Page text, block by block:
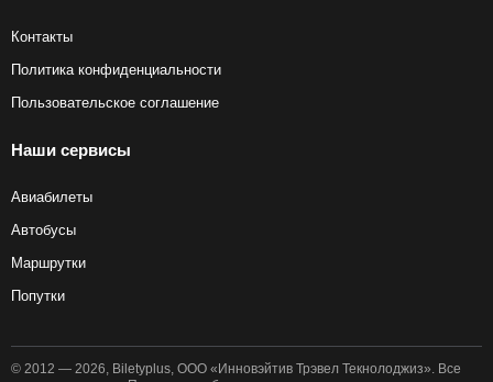
Контакты
Политика конфиденциальности
Пользовательское соглашение
Наши сервисы
Авиабилеты
Автобусы
Маршрутки
Попутки
© 2012 — 2026, Biletyplus, ООО «Инновэйтив Трэвел Текнолоджиз». Все